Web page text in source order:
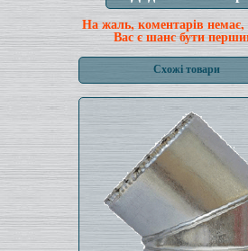
На жаль, коментарів немає,
Вас є шанс бути
Схожі товари